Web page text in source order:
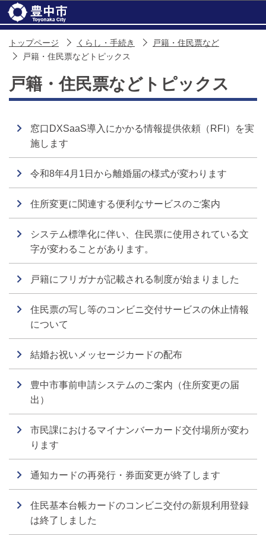
トップページ くらし・手続き
戸籍・住民票など
戸籍・住民票などトピックス
戸籍・住民票などトピックス
窓口DXSaaS導入にかかる情報提供依頼（RFI）を実
施します
令和8年4月1日から離婚届の様式が変わります
住所変更に関連する便利なサービスのご案内
システム標準化に伴い、住民票に使用されている文
字が変わることがあります。
戸籍にフリガナが記載される制度が始まりました
住民票の写し等のコンビニ交付サービスの休止情報
について
結婚お祝いメッセージカードの配布
豊中市事前申請システムのご案内（住所変更の届
出）
市民課におけるマイナンバーカード交付場所が変わ
ります
通知カードの再発行・券面変更が終了します
住民基本台帳カードのコンビニ交付の新規利用登録
は終了しました